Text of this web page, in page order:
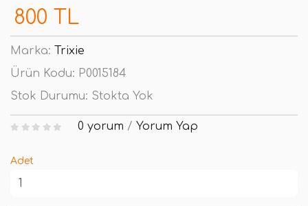
800 TL
Marka: Trixie
Ürün Kodu: P0015184
Stok Durumu: Stokta Yok
0 yorum / Yorum Yap
Adet